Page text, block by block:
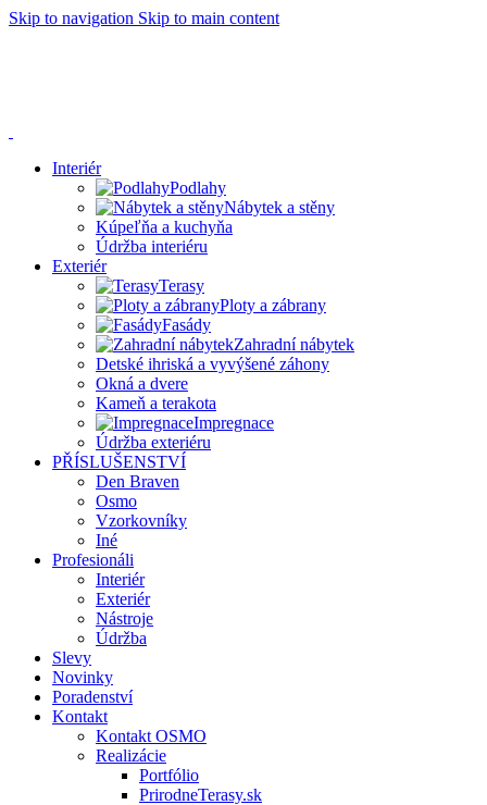
Skip to navigation Skip to main content
Interiér
Podlahy
Nábytek a stěny
Kúpeľňa a kuchyňa
Údržba interiéru
Exteriér
Terasy
Ploty a zábrany
Fasády
Zahradní nábytek
Detské ihriská a vyvýšené záhony
Okná a dvere
Kameň a terakota
Impregnace
Údržba exteriéru
PŘÍSLUŠENSTVÍ
Den Braven
Osmo
Vzorkovníky
Iné
Profesionáli
Interiér
Exteriér
Nástroje
Údržba
Slevy
Novinky
Poradenství
Kontakt
Kontakt OSMO
Realizácie
Portfólio
PrirodneTerasy.sk